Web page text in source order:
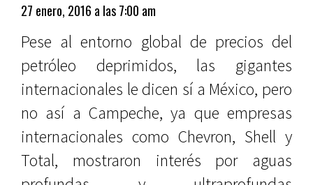
27 enero, 2016 a las 7:00 am
Pese al entorno global de precios del
petróleo deprimidos, las gigantes
internacionales le dicen sí a México, pero
no así a Campeche, ya que empresas
internacionales como Chevron, Shell y
Total, mostraron interés por aguas